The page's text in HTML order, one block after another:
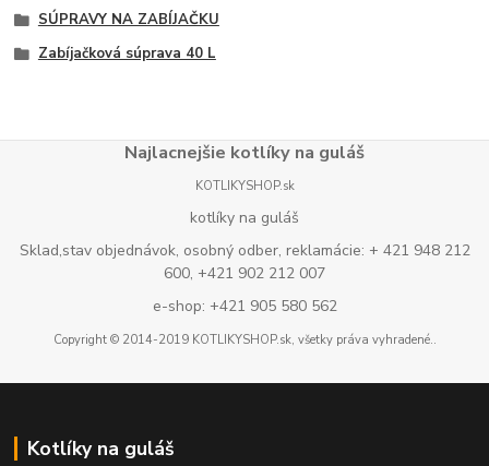
SÚPRAVY NA ZABÍJAČKU
Zabíjačková súprava 40 L
Najlacnejšie kotlíky na guláš
KOTLIKYSHOP.sk
kotlíky na guláš
Sklad,stav objednávok, osobný odber, reklamácie: + 421 948 212
600, +421 902 212 007
e-shop: +421 905 580 562
Copyright © 2014-2019 KOTLIKYSHOP.sk, všetky práva vyhradené..
Kotlíky na guláš